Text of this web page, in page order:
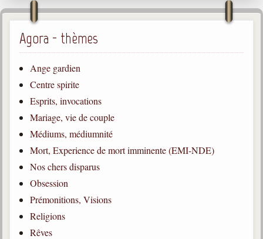
Philosophie
La doctrine d'Allan Kardec
But des manifestations spirites
Esprits
Médiums
Les hommes
Allan Kardec
1804-1869
Léon Denis
1846-1927
Gabriel Delanne
1857-1926
Agora - thèmes
Ange gardien
Centre spirite
Esprits, invocations
Mariage, vie de couple
Médiums, médiumnité
Mort, Experience de mort imminente (EMI-NDE)
Nos chers disparus
Obsession
Prémonitions, Visions
Religions
Rêves